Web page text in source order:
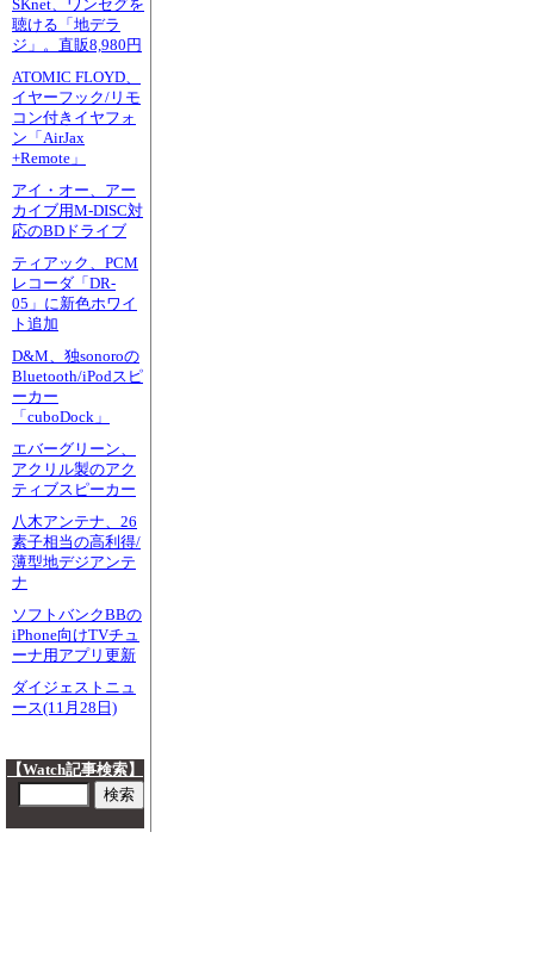
SKnet、ワンセグを
聴ける「地デラ
ジ」。直販8,980円
ATOMIC FLOYD、
イヤーフック/リモ
コン付きイヤフォ
ン「AirJax
+Remote」
アイ・オー、アー
カイブ用M-DISC対
応のBDドライブ
ティアック、PCM
レコーダ「DR-
05」に新色ホワイ
ト追加
D&M、独sonoroの
Bluetooth/iPodスピ
ーカー
「cuboDock」
エバーグリーン、
アクリル製のアク
ティブスピーカー
八木アンテナ、26
素子相当の高利得/
薄型地デジアンテ
ナ
ソフトバンクBBの
iPhone向けTVチュ
ーナ用アプリ更新
ダイジェストニュ
ース(11月28日)
【Watch記事検索】